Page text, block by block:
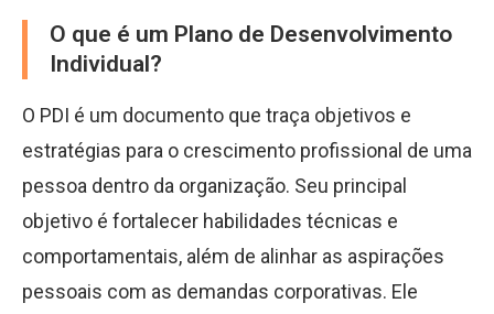
O que é um Plano de Desenvolvimento
Individual?
O PDI é um documento que traça objetivos e
estratégias para o crescimento profissional de uma
pessoa dentro da organização. Seu principal
objetivo é fortalecer habilidades técnicas e
comportamentais, além de alinhar as aspirações
pessoais com as demandas corporativas. Ele